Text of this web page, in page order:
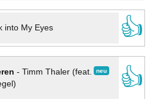
into My Eyes
👍
neu
- Timm Thaler (feat.
👍